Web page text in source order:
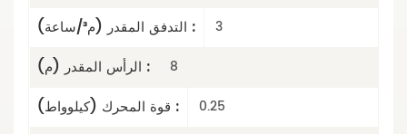
التدفق المقدر (م³/ساعة) : 3
الرأس المقدر (م) : 8
قوة المحرك (كيلوواط) : 0.25